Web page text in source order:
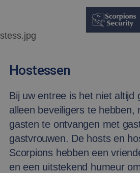
Hostessen
Bij uw entree is het niet altijd
alleen beveiligers te hebben,
gasten te ontvangen met
gastvrouwen. De hosts en
Scorpions hebben een
en een uitstekend humeur